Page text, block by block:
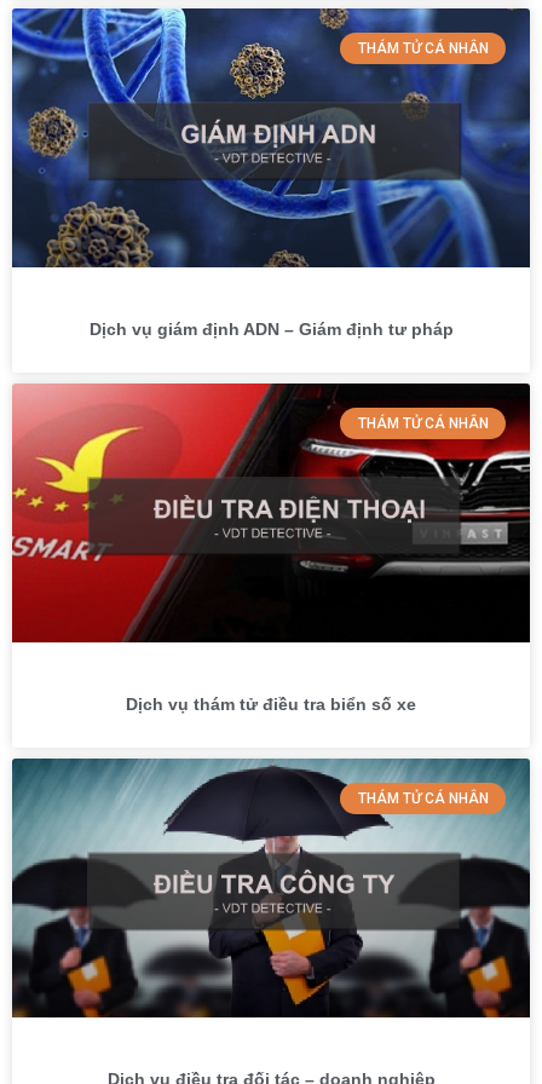
THÁM TỬ CÁ NHÂN
Dịch vụ giám định ADN – Giám định tư pháp
THÁM TỬ CÁ NHÂN
Dịch vụ thám tử điều tra biển số xe
THÁM TỬ CÁ NHÂN
Dịch vụ điều tra đối tác – doanh nghiệp